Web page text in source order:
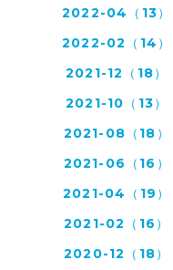
2022-04（13）
2022-02（14）
2021-12（18）
2021-10（13）
2021-08（18）
2021-06（16）
2021-04（19）
2021-02（16）
2020-12（18）